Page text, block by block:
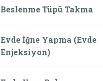
Beslenme Tüpü Takma
Evde İğne Yapma (Evde
Enjeksiyon)